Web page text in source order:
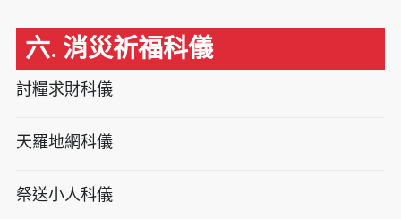
六. 消災祈福科儀
討糧求財科儀
天羅地網科儀
祭送小人科儀